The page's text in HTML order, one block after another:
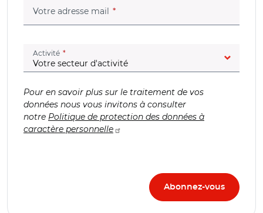
Votre adresse mail (champ obligatoire)
Activité (champ obligatoire)
Pour en savoir plus sur le traitement de vos
données nous vous invitons à consulter
notre Politique de protection des données à
caractère personnelle